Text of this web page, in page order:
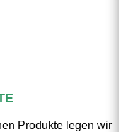
Produkte legen wir